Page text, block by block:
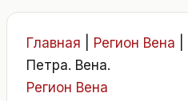
Главная Регион Вена
Петра. Вена.
Регион Вена